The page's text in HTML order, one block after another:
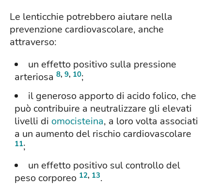
Le lenticchie potrebbero aiutare nella
prevenzione cardiovascolare, anche
attraverso:
un effetto positivo sulla pressione
arteriosa 8, 9, 10;
il generoso apporto di acido folico, che
può contribuire a neutralizzare gli elevati
livelli di omocisteina, a loro volta associati
a un aumento del rischio cardiovascolare
11;
un effetto positivo sul controllo del
peso corporeo 12, 13.